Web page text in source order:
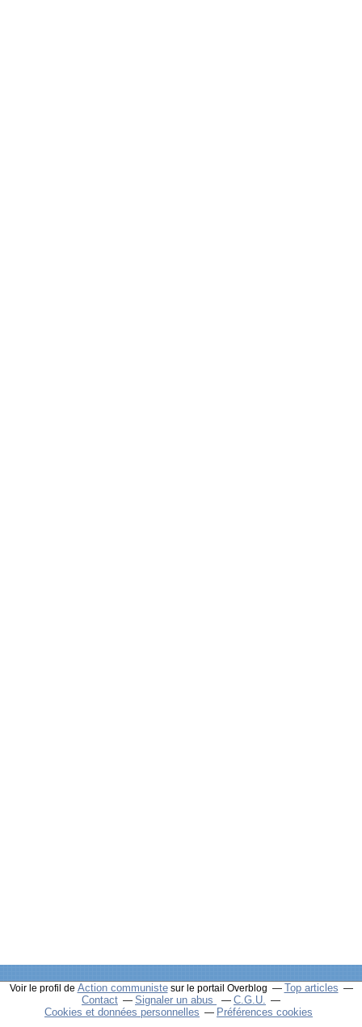
Voir le profil de Action communistesur le portail Overblog
Top articles
Contact
Signaler un abus
C.G.U.
Cookies et données personnelles
Préférences cookies